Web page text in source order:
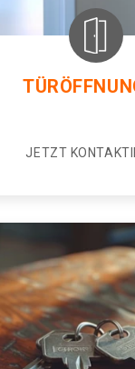
JETZT